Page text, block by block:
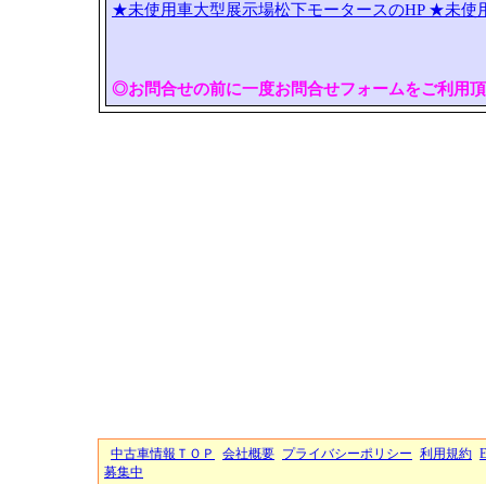
★未使用車大型展示場松下モータースのHP ★未使
◎お問合せの前に一度お問合せフォームをご利用
中古車情報ＴＯＰ 会社概要 プライバシーポリシー 利用規約
募集中